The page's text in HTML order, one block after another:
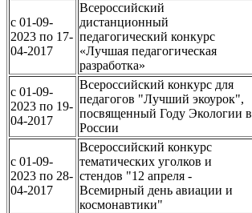
c 01-09-
2023 по 17-
04-2017
Всероссийский
дистанционный
педагогический конкурс
«Лучшая педагогическая
разработка»
c 01-09-
2023 по 19-
04-2017
Всероссийский конкурс для
педагогов "Лучший экоурок",
посвященный Году Экологии в
России
c 01-09-
2023 по 28-
04-2017
Всероссийский конкурс
тематических уголков и
стендов "12 апреля -
Всемирный день авиации и
космонавтики"